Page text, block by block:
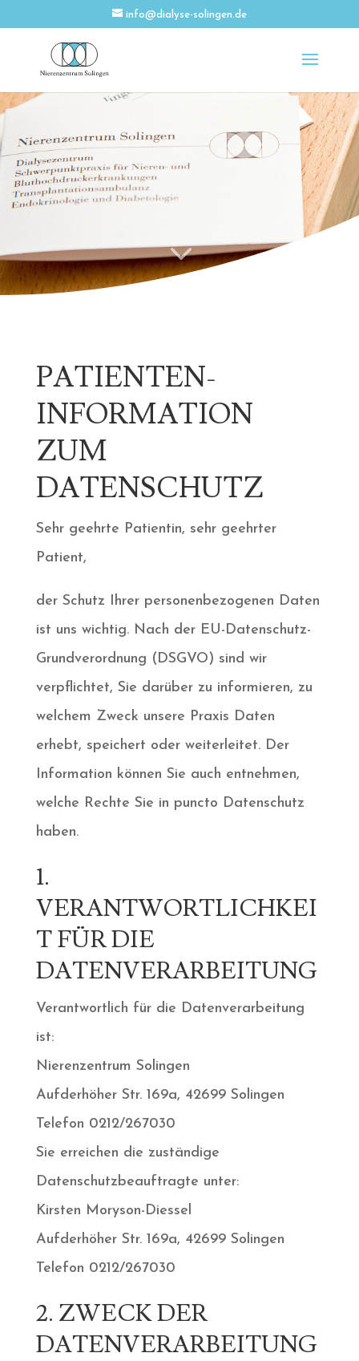
info@dialyse-solingen.de
3
PATIENTEN-
INFORMATION
ZUM
DATENSCHUTZ
Sehr geehrte Patientin, sehr geehrter
Patient,
der Schutz Ihrer personenbezogenen Daten
ist uns wichtig. Nach der EU-Datenschutz-
Grundverordnung (DSGVO) sind wir
verpflichtet, Sie darüber zu informieren, zu
welchem Zweck unsere Praxis Daten
erhebt, speichert oder weiterleitet. Der
Information können Sie auch entnehmen,
welche Rechte Sie in puncto Datenschutz
haben.
1.
VERANTWORTLICHKEI
T FÜR DIE
DATENVERARBEITUNG
Verantwortlich für die Datenverarbeitung
ist:
Nierenzentrum Solingen
Aufderhöher Str. 169a, 42699 Solingen
Telefon 0212/267030
Sie erreichen die zuständige
Datenschutzbeauftragte unter:
Kirsten Moryson-Diessel
Aufderhöher Str. 169a, 42699 Solingen
Telefon 0212/267030
2. ZWECK DER
DATENVERARBEITUNG